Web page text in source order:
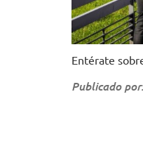
Entérate
Publicado